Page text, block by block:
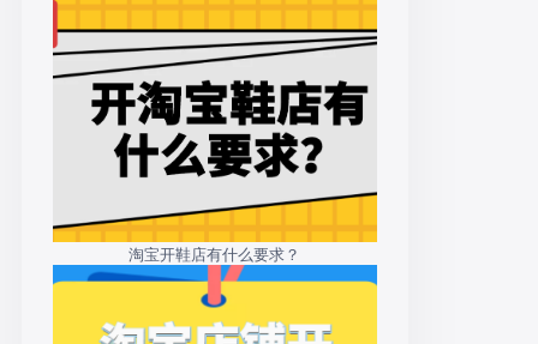
淘宝开鞋店有什么要求？